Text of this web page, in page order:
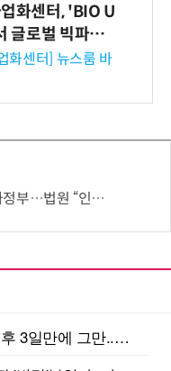
화센터, 'BIO U
글로벌 빅파마
스 미팅 지원…K
진출 교두보 확
화센터] 뉴스룸 바
니다?” 징역 고작 3년 판결